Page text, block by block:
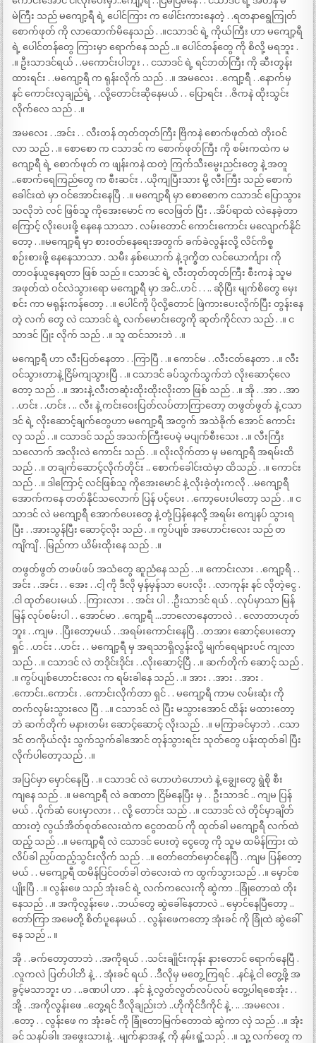
မဲကြီး သည် မကျော့ရီ ရဲ့ ပေါင်ကြား က ဖေါင်းကားနေတဲ့ . .ရတနာရွေကြုတ်
စောက်ဖုတ် ကို လာထောက်မိနေသည် . .။ငသာဒင် ရဲ့ ကိုယ်ကြီး ဟာ မကျော့ရီ
ရဲ့ ပေါင်တန်တွေ ကြားမှာ ရောက်နေ သည် ..။ ပေါင်တန်တွေ ကို စိလို့ မရဘူး .
.။ ဦးသာဒင်ရယ် . .မကောင်းပါဘူး . . ငသာဒင် ရဲ့ ရင်ဘတ်ကြီး ကို ဆီးတွန်း
ထားရင်း . .မကျော့ရီ က ရုန်းလိုက် သည် . .။ အမလေး . .ကျော့ရီ . .နောက်မှ
နင် ကောင်းလှချည်ရဲ့ . .လို့တောင်းဆိုနေမယ် . . ပြောရင်း . .ဇိကနဲ ထိုးသွင်း
လိုက်လေ သည် . .။
အမလေး . .အင်း . . လီးတန် တုတ်တုတ်ကြီး ဗြိကနဲ စောက်ဖုတ်ထဲ တိုးဝင်
လာ သည် . .။ စောစော က ငသာဒင် က စောက်ဖုတ်ကြီး ကို စမ်းကထဲက မ
ကျော့ရီ ရဲ့ စောက်ဖုတ် က ဖျန်းကနဲ ထတဲ့ ကြက်သီးမွေးညင်းတွေ နဲ့ အတူ
..စောက်ရေကြည်တွေ က စီးဆင်း . .ယိုကျပြီးသား မို့ လီးကြီး သည် စောက်
ခေါင်းထဲ မှာ ဝင်အောင်းနေပြီ . .။ မကျော့ရီ မှာ စောစောက ငသာဒင် ပြောသွား
သလိုဘဲ လင် ဖြစ်သူ ကိုအေးမောင် က လေဖြတ် ပြီး . .အိပ်ရာထဲ လဲနေခဲ့တာ
ကြောင့် လိုးပေးဖို့ နေနေ သာသာ . လမ်းတောင် ကောင်းကောင်း မလျောက်နိုင်
တော့ . .။မကျော့ရီ မှာ စားဝတ်နေရေးအတွက် ခက်ခဲလွန်းလို့ လိင်ကိစ္စ
စဉ်းစားဖို့ နေနေသာသာ . သမီး နှစ်ယောက် နဲ့ ဒုက္ခိတ လင်ယောင်္ကျား ကို
တာဝန်ယူနေရတာ ဖြစ် သည် ။ ငသာဒင် ရဲ့ လီးတုတ်တုတ်ကြီး စီးကနဲ သူမ
အဖုတ်ထဲ ဝင်လဲသွားရော မကျော့ရီ မှာ အင်..ဟင် . . .. ဆိုပြီး မျက်စိတွေ မှေး
စင်း ကာ မရုန်းကန်တော့ . .။ ပေါင်ကို ပိုလို့တောင် ဖြဲကားပေးလိုက်ပြီး တွန်းနေ
တဲ့ လက် တွေ လဲ ငသာဒင် ရဲ့ လက်မောင်းတွေကို ဆုတ်ကိုင်လာ သည် . .။ င
သာဒင် ပြုံး လိုက် သည် . .။ သူ ထင်သားဘဲ . .။
မကျော့ရီ ဟာ လီးပြတ်နေတာ . .ကြာပြီ . .။ ကောင်မ . .လီးငတ်နေတာ . .။ လီး
ဝင်သွားတာနဲ့ ငြိမ်ကျသွားပြီ . .။ ငသာဒင် ခပ်သွက်သွက်ဘဲ လိုးဆောင့်လေ
တော့ သည် . .။ အားနဲ့ လီးတဆုံးထိုးထိုးလိုးတာ ဖြစ် သည် . .။ အို . .အာ . .အာ
. .ဟင်း . .ဟင်း . .. လီး နဲ့ ကင်းဝေးပြတ်လပ်တာကြာတော့ တဖွတ်ဖွတ် နဲ့ ငသာ
ဒင် ရဲ့ လိုးဆောင့်ချက်တွေဟာ မကျော့ရီ အတွက် အသဲခိုက် အောင် ကောင်း
လှ သည် . .။ ငသာဒင် သည် အသက်ကြီးပေမဲ့ မပျက်စီးသေး . .။ လီးကြီး
သလောက် အလိုးလဲ ကောင်း သည် . .။ လိုးလိုက်တာ မှ မကျော့ရီ အရမ်းထိ
သည် . .။ တချက်ဆောင့်လိုက်တိုင်း .. စောက်ခေါင်းထဲမှာ ထိသည် . .။ ကောင်း
သည် . .။ ဒါကြောင့် လင်ဖြစ်သူ ကိုအေးမောင် နဲ့ လိုးခဲ့တုံးကလို . .မကျော့ရီ
အောက်ကနေ တတ်နိုင်သလောက် ပြန် ပင့်ပေး . .ကော့ပေးပါတော့ သည် . .။ င
သာဒင် လဲ မကျော့ရီ အောက်ပေးတွေ နဲ့ တုံ့ပြန်နေလို့ အရမ်း ကျေနပ် သွားရ
ပြီး . .အားသွန်ပြီး ဆောင့်လိုး သည် . .။ ကွပ်ပျစ် အဟောင်းလေး သည် တ
ကျိကျိ . .မြည်ကာ ယိမ်းထိုးနေ သည် . .။
တဖွတ်ဖွတ် တဖပ်ဖပ် အသံတွေ ဆူညံနေ သည် . ..။ ကောင်းလား . .ကျော့ရီ . .
အင်း . .အင်း . . အေး . .ငါ့ ကို ဒီလို မှန်မှန်သာ ပေးလိုး . .လာကုန်း နင် လိုတဲ့ငွေ .
.ငါ ထုတ်ပေးမယ် . .ကြားလား . . အင်း ပါ . .ဦးသာဒင် ရယ် . .လုပ်မှာသာ မြန်
မြန် လုပ်စမ်းပါ . . အောင်မာ . .ကျော့ရီ …ဘာလောနေတာလဲ . . လောတာဟုတ်
ဘူး . .ကျမ . .ပြီးတော့မယ် . .အရမ်းကောင်းနေပြီ . .တအား ဆောင့်ပေးတော့
ရှင် . .ဟင်း . .ဟင်း . . မကျော့ရီ မှ အရသာရှိလွန်းလို့ မျက်ရေများပင် ကျလာ
သည် . .။ ငသာဒင် လဲ တဒိုင်းဒိုင်း . .လိုးဆောင့်ပြီ . .။ ဆက်တိုက် ဆောင့် သည် .
.။ ကွပ်ပျစ်ဟောင်းလေး က ရမ်းခါနေ သည် . .။ အား . .အား . .အား .
.ကောင်း..ကောင်း . .ကောင်းလိုက်တာ ရှင် . . မကျော့ရီ ကာမ လမ်းဆုံး ကို
တက်လှမ်းသွားလေ ပြီ . ..။ ငသာဒင် လဲ ပြီး မသွားအောင် ထိန်း မထားတော့
ဘဲ ဆက်တိုက် မနားတမ်း ဆောင့်ဆောင့် လိုးသည် . .။ မကြာခင်မှာဘဲ . .ငသာ
ဒင် တကိုယ်လုံး သွက်သွက်ခါအောင် တုန်သွားရင်း သုတ်တွေ ပန်းထုတ်ခါ ပြီး
လိုက်ပါတော့သည် . .။
အပြင်မှာ မှောင်နေပြီ . .။ ငသာဒင် လဲ ဟောဟဲဟောဟဲ နဲ့ ချွေးတွေ ရွဲစို စီး
ကျနေ သည် . .။ မကျော့ရီ လဲ ခဏတာ ငြိမ်နေပြီး မှ . . ဦးသာဒင် .. ကျမ ပြန်
မယ် . .ပိုက်ဆံ ပေးမှာလား . . လို့ တောင်း သည် . .။ ငသာဒင် လဲ တိုင်မှာချိတ်
ထားတဲ့ လွယ်အိတ်စုတ်လေးထဲက ငွေတထပ် ကို ထုတ်ခါ မကျော့ရီ လက်ထဲ
ထည့် သည် . .။ မကျော့ရီ လဲ ငသာဒင် ပေးတဲ့ ငွေတွေ ကို သူမ ထမိန်ကြား ထဲ
လိပ်ခါ ညှပ်ထည့်သွင်းလိုက် သည် . ..။ တော်တော်မှောင်နေပြီ . .ကျမ ပြန်တော့
မယ် . . မကျော့ရီ ထမိန်ပြင်ဝတ်ခါ တဲလေးထဲ က ထွက်သွားသည် . .။ မှောင်စ
ပျိုးပြီ . .။ လွန်းဖေ သည် အုံးခင် ရဲ့ လက်ကလေးကို ဆွဲကာ ..ခြုံတောထဲ တိုး
နေသည် . .။ အကိုလွန်းဖေ . .ဘယ်တွေ ဆွဲခေါ်နေတာလဲ .. မှောင်နေပြီတော့ ..
တော်ကြာ အမေတို့ စိတ်ပူနေမယ် . . လွန်းဖေကတော့ အုံးခင် ကို ခြုံထဲ ဆွဲခေါ်
နေ သည် .. ။
အို . .ခက်တော့တာဘဲ . .အကိုရယ် . .သင်းချိုင်းကုန်း နားတောင် ရောက်နေပြီ .
.လူကလဲ ပြတ်ပါဘိ နဲ့ . . အုံးခင် ရယ် . .ဒီလိုမှ မတွေ့ကြရင် . .နင်နဲ့ ငါ တွေ့ဖို့ အ
ခွင့်မသာဘူး ဟ . ..ခဏပါ ဟာ . .နင် နဲ့ လွတ်လွတ်လပ်လပ် တွေ့ပါရစေအုံး . .
အို့ . .အကိုလွန်းဖေ ..တွေ့ရင် ဒီလိုချည်းဘဲ ..ဟိုကိုင်ဒီကိုင် နဲ့ . .. .အမလေး .
.တော့ . . လွန်းဖေ က အုံးခင် ကို ခြုံတောမြက်တောထဲ ဆွဲကာ လှဲ သည် . .။ အုံး
ခင် သနပ်ခါး အဖွေးသားနဲ့ . .မျက်နှာအနှံ့ ကို နမ်းရှုံ့သည် . .။ သူ့ လက်တွေ က